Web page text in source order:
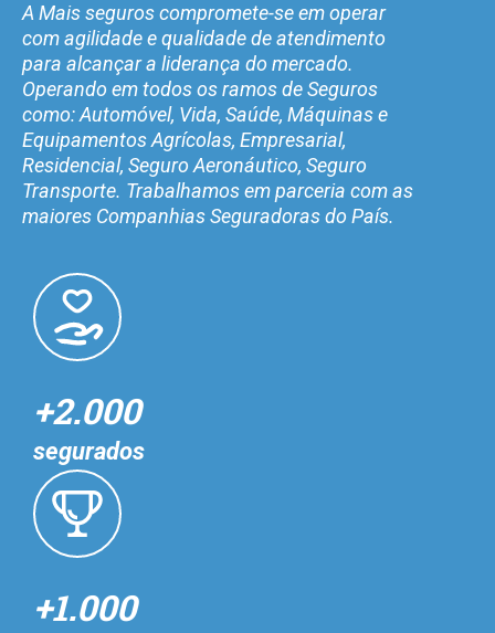
A Mais seguros compromete-se em operar
com agilidade e qualidade de atendimento
para alcançar a liderança do mercado.
Operando em todos os ramos de Seguros
como: Automóvel, Vida, Saúde, Máquinas e
Equipamentos Agrícolas, Empresarial,
Residencial, Seguro Aeronáutico, Seguro
Transporte. Trabalhamos em parceria com as
maiores Companhias Seguradoras do País.
+2.000
segurados
+1.000